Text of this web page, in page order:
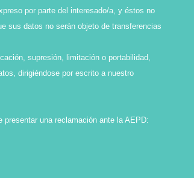
por parte del interesado/a, y éstos no
sus datos no serán objeto de transferencias
supresión, limitación o portabilidad,
dirigiéndose por escrito a nuestro
una reclamación ante la AEPD: